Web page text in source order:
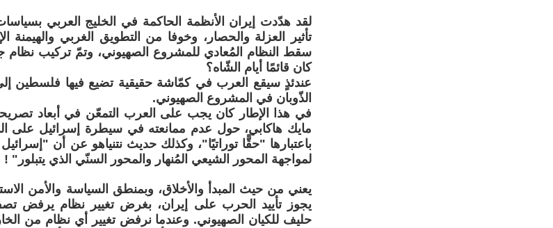
لقد هدّدت إيران الأنظمة الحاكمة في الخليج العربي
تأثير العزلة والحصار، وخوفا من التطويق الغربي والهيمنة
سقط النظام المُعادي للمشروع الصهيوني، وتمّ تركيب نظام
كان قائمًا أيام الشّاه؟
عندئذٍ سيقع العرب في كمّاشة حقيقية تضيع فيها فلسطين إلى
الذّوبان في المشروع الصهيوني.
في هذا الإطار كان يجب على العرب التمعّن في أبعاد
مايك هاكابي، حول عدم ممانعته في سيطرة إسرائيل على
باعتبارها "حقًّا توراتيًا"، وكذلك حديث نتنياهو عن أن
لمواجهة المحور الشيعي المُنهار والمحور السنّي الذي يتبلور" !
يعني من حيث المبدأ والأخلاق، وبمنطق السياسة والأمن
يجوز تأييد الحرب على إيران، بغرض تغيير نظام يرفض
حليف للكيان الصهيوني. وعندما نرفض تغيير أي نظام من الخارج